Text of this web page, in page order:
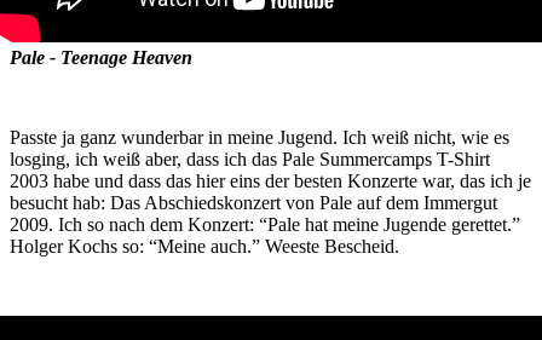
Pale - Teenage Heaven
Passte ja ganz wunderbar in meine Jugend. Ich weiß nicht, wie es
losging, ich weiß aber, dass ich das Pale Summercamps T-Shirt
2003 habe und dass das hier eins der besten Konzerte war, das ich je
besucht hab: Das Abschiedskonzert von Pale auf dem Immergut
2009. Ich so nach dem Konzert: “Pale hat meine Jugende gerettet.”
Holger Kochs so: “Meine auch.” Weeste Bescheid.